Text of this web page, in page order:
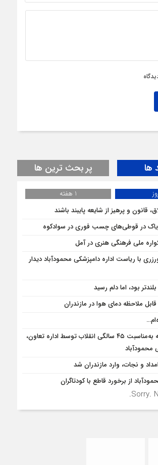
ها پر بحث ترین ها
1 هفته
قانون و پرهیز از شایعه پایبند باشند
ملی فرهنگی هنری در آمل
با ریاست اداره دامپزشکی محمودآباد دیدار
بود، اما دلم رسید
ملاحظه دمای هوا در مازندران
اجرای ۴۵ برنامه به‌مناسبت ۴۵ سالگی انقلاب توسط اداره تعاون،
محمودآباد
و نجات، وارد مازندران شد
از برخورد قاطع با کودتاگران
Sorry.